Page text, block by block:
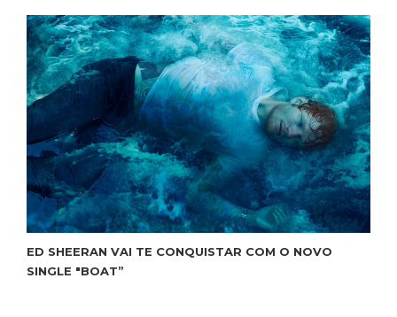
ED SHEERAN VAI TE CONQUISTAR COM O NOVO
SINGLE "BOAT”